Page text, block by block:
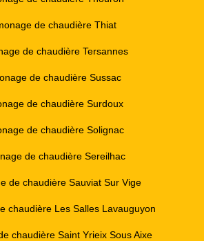
de chaudière Thiat
de chaudière Tersannes
de chaudière Sussac
de chaudière Surdoux
de chaudière Solignac
de chaudière Sereilhac
de chaudière Sauviat Sur Vige
chaudière Les Salles Lavauguyon
chaudière Saint Yrieix Sous Aixe